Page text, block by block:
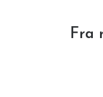
Fra